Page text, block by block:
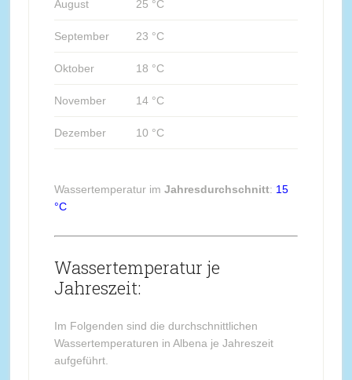
August 25 °C
September 23 °C
Oktober 18 °C
November 14 °C
Dezember 10 °C
Wassertemperatur im Jahresdurchschnitt: 15
°C
Wassertemperatur je
Jahreszeit:
Im Folgenden sind die durchschnittlichen
Wassertemperaturen in Albena je Jahreszeit
aufgeführt.